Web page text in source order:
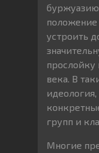
устроить
прослойку
века. В
групп и
Многие